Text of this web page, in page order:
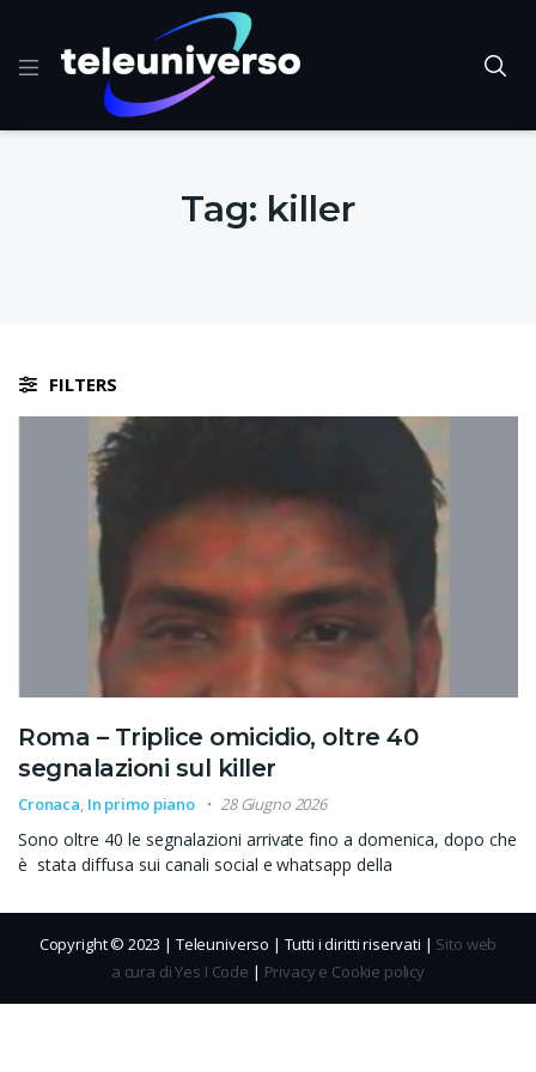
Tag: killer
FILTERS
Roma – Triplice omicidio, oltre 40
segnalazioni sul killer
Cronaca, In primo piano 28 Giugno 2026
Sono oltre 40 le segnalazioni arrivate fino a domenica, dopo che
è stata diffusa sui canali social e whatsapp della
Copyright © 2023 | Teleuniverso | Tutti i diritti riservati | Sito web
a cura di Yes I Code | Privacy e Cookie policy